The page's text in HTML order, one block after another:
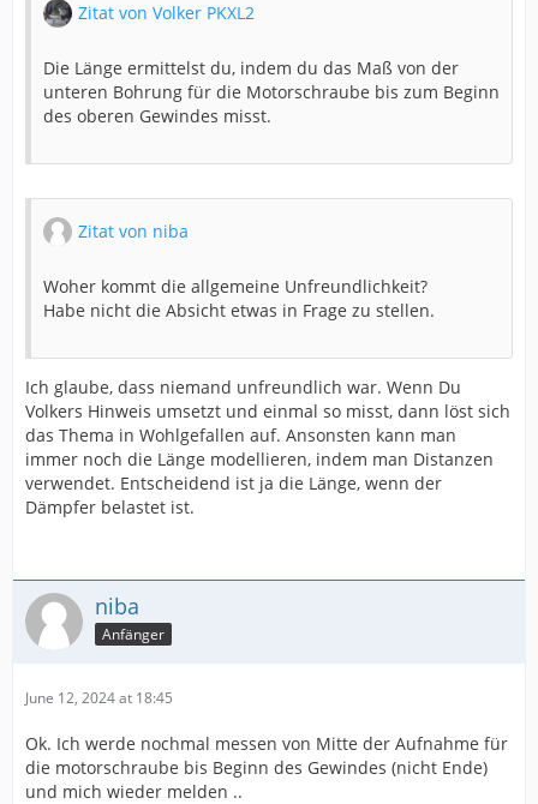
Zitat von Volker PKXL2
Die Länge ermittelst du, indem du das Maß von der
unteren Bohrung für die Motorschraube bis zum Beginn
des oberen Gewindes misst.
Zitat von niba
Woher kommt die allgemeine Unfreundlichkeit?
Habe nicht die Absicht etwas in Frage zu stellen.
Ich glaube, dass niemand unfreundlich war. Wenn Du
Volkers Hinweis umsetzt und einmal so misst, dann löst sich
das Thema in Wohlgefallen auf. Ansonsten kann man
immer noch die Länge modellieren, indem man Distanzen
verwendet. Entscheidend ist ja die Länge, wenn der
Dämpfer belastet ist.
niba
Anfänger
June 12, 2024 at 18:45
Ok. Ich werde nochmal messen von Mitte der Aufnahme für
die motorschraube bis Beginn des Gewindes (nicht Ende)
und mich wieder melden ..